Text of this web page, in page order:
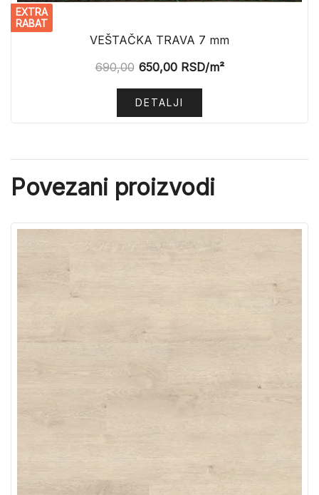
EXTRA
RABAT
VEŠTAČKA TRAVA 7 mm
690,00 650,00RSD/m²
DETALJI
Povezani proizvodi